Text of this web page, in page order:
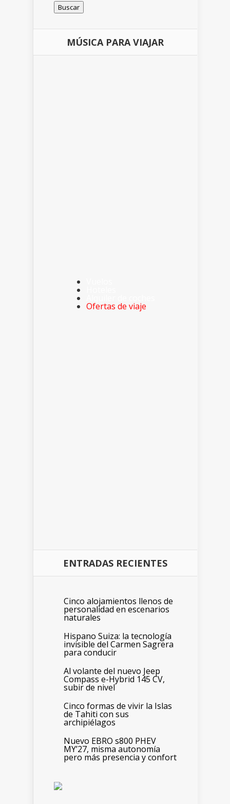
MÚSICA PARA VIAJAR
Ofertas de viaje
ENTRADAS RECIENTES
Cinco alojamientos llenos de
personalidad en escenarios
naturales
Hispano Suiza: la tecnología
invisible del Carmen Sagrera
para conducir
Al volante del nuevo Jeep
Compass e-Hybrid 145 CV,
subir de nivel
Cinco formas de vivir la Islas
de Tahiti con sus
archipiélagos
Nuevo EBRO s800 PHEV
MY’27, misma autonomía
pero más presencia y confort